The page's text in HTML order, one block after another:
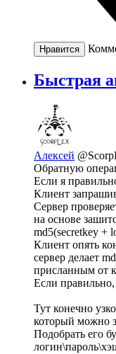
Нравится
Быстрая
Алексей
Обратную
Если я
Клиент
Сервер
на основе
md5(secretkey +
Клиент опять
сервер делает
присланным от
Если правильно,
Тут конечно
который можно
Подобрать его